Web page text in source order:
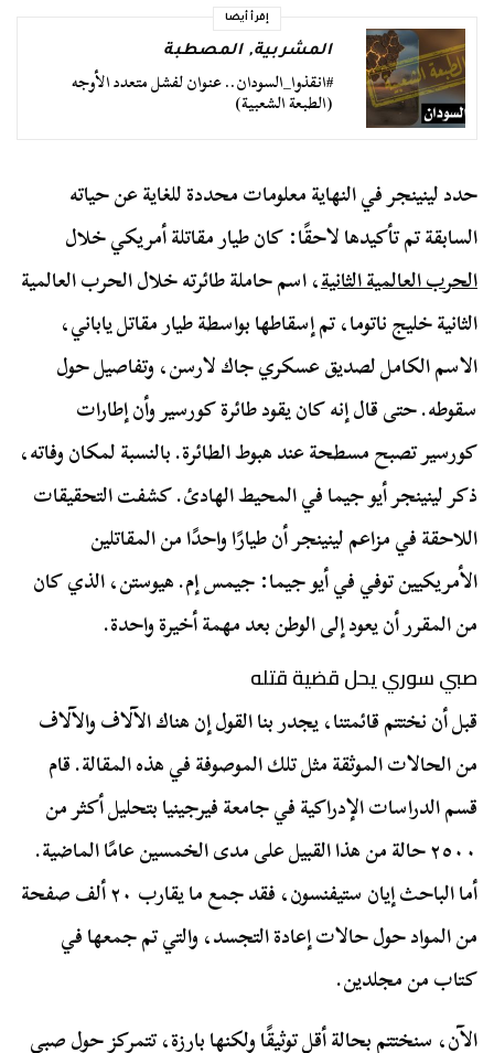
إقرأ أيضا
المشربية,المصطبة
#انقذوا_السودان.. عنوان لفشل متعدد الأوجه
(الطبعة الشعبية)
حدد لينينجر في النهاية معلومات محددة للغاية عن حياته
السابقة تم تأكيدها لاحقًا: كان طيار مقاتلة أمريكي خلال
الحرب العالمية الثانية، اسم حاملة طائرته خلال الحرب العالمية
الثانية خليج ناتوما، تم إسقاطها بواسطة طيار مقاتل ياباني،
الاسم الكامل لصديق عسكري جاك لارسن، وتفاصيل حول
سقوطه. حتى قال إنه كان يقود طائرة كورسير وأن إطارات
كورسير تصبح مسطحة عند هبوط الطائرة. بالنسبة لمكان وفاته،
ذكر لينينجر أيو جيما في المحيط الهادئ. كشفت التحقيقات
اللاحقة في مزاعم لينينجر أن طيارًا واحدًا من المقاتلين
الأمريكيين توفي في أيو جيما: جيمس إم. هيوستن، الذي كان
من المقرر أن يعود إلى الوطن بعد مهمة أخيرة واحدة.
صبي سوري يحل قضية قتله
قبل أن نختتم قائمتنا، يجدر بنا القول إن هناك الآلاف والآلاف
من الحالات الموثقة مثل تلك الموصوفة في هذه المقالة. قام
قسم الدراسات الإدراكية في جامعة فيرجينيا بتحليل أكثر من
٢٥٠٠ حالة من هذا القبيل على مدى الخمسين عامًا الماضية.
أما الباحث إيان ستيفنسون، فقد جمع ما يقارب ٢٠ ألف صفحة
من المواد حول حالات إعادة التجسد، والتي تم جمعها في
كتاب من مجلدين.
الآن، سنختتم بحالة أقل توثيقًا ولكنها بارزة، تتمركز حول صبي